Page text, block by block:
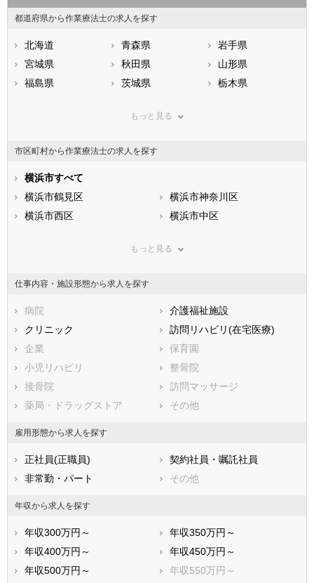
都道府県から作業療法士の求人を探す
北海道 青森県
岩手県
宮城県
秋田県
山形県
福島県
茨城県
栃木県
神奈川県
石川県
福井県
静岡県
滋賀県
大阪府
兵庫県
和歌山県
山口県
福岡県
佐賀県
熊本県
宮崎県
鹿児島県
もっと見る
市区町村から作業療法士の求人を探す
横浜市すべて
横浜市鶴見区
横浜市神奈川区
横浜市西区
横浜市中区
横浜市金沢区
横浜市港南区
横浜市緑区
横浜市瀬谷区
横浜市栄区
横浜市泉区
横浜市青葉区
横浜市都筑区
川崎市すべて
川崎市川崎区
川崎市幸区
川崎市中原区
川崎市高津区
相模原市すべて
相模原市緑区
相模原市中央区
相模原市南区
横須賀市
平塚市
鎌倉市
藤沢市
小田原市
茅ヶ崎市
もっと見る
仕事内容・施設形態から求人を探す
病院
介護福祉施設
クリニック
訪問リハビリ(在宅医療)
企業
保育園
小児リハビリ
整骨院
接骨院
訪問マッサージ
薬局・ドラッグストア
その他
雇用形態から求人を探す
正社員(正職員)
契約社員・嘱託社員
非常勤・パート
その他
年収から求人を探す
年収300万円～
年収350万円～
年収400万円～
年収450万円～
年収500万円～
年収550万円～